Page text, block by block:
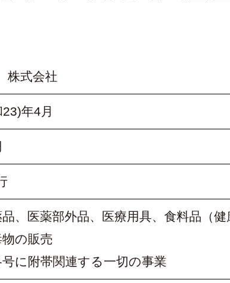
式会社
年4月
品、医薬部外品、医療用具、食料品（
物の販売
号に附帯関連する一切の事業